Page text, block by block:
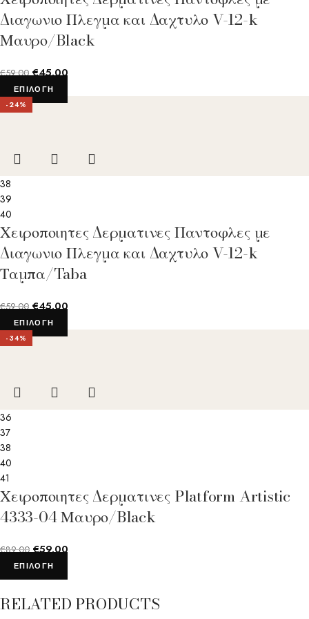
Διαγωνιο Πλεγμα και Δαχτυλο V-12-k
Μαυρο/Black
€59.00 €45.00
ΕΠΙΛΟΓΉ
-24%
38
39
40
Χειροποιητες Δερματινες Παντοφλες με
Διαγωνιο Πλεγμα και Δαχτυλο V-12-k
Ταμπα/Taba
€59.00 €45.00
ΕΠΙΛΟΓΉ
-34%
36
37
38
40
41
Χειροποιητες Δερματινες Platform Artistic
4333-04 Μαυρο/Black
€89.00 €59.00
ΕΠΙΛΟΓΉ
RELATED PRODUCTS